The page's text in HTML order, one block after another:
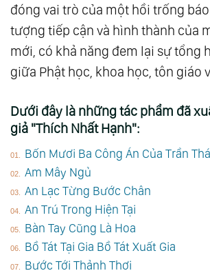
đóng vai trò của một hồi trống
tượng tiếp cận và hình thành của
mới, có khả năng đem lại sự tổng
giữa Phật học, khoa học, tôn giáo
Dưới đây là những tác phẩm đã
giả "Thích Nhất Hạnh":
Bốn Mươi Ba Công Án Của Trần
Am Mây Ngủ
An Lạc Từng Bước Chân
An Trú Trong Hiện Tại
Bàn Tay Cũng Là Hoa
Bồ Tát Tại Gia Bồ Tát Xuất Gia
Bước Tới Thảnh Thơi